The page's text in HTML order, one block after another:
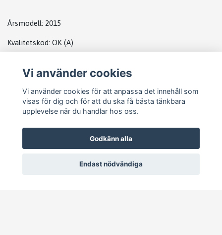
Årsmodell: 2015
Kvalitetskod: OK (A)
Vi använder cookies
Vi använder cookies för att anpassa det innehåll som
visas för dig och för att du ska få bästa tänkbara
upplevelse när du handlar hos oss.
Godkänn alla
Endast nödvändiga